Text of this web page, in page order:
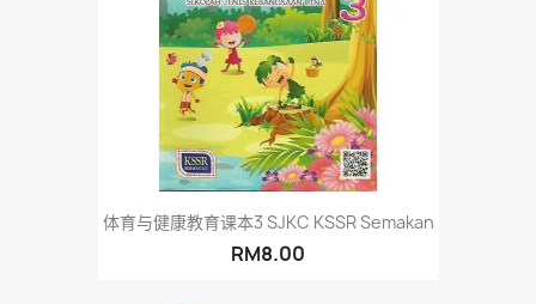
体育与健康教育课本3 SJKC KSSR Semakan
RM8.00